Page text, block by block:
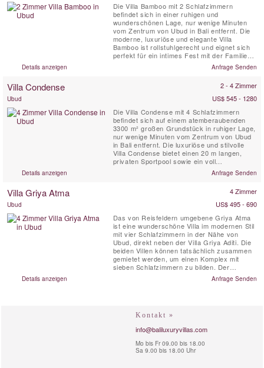
Die Villa Bamboo mit 2 Schlafzimmern
befindet sich in einer ruhigen und
wunderschönen Lage, nur wenige Minuten
vom Zentrum von Ubud in Bali entfernt. Die
moderne, luxuriöse und elegante Villa
Bamboo ist rollstuhlgerecht und eignet sich
perfekt für ein intimes Fest mit der Familie
oder Freunden, die das wahre Bali
entdecken möchten. Die Villa Bamboo ist von
üppiger tropischer Vegetation umgeben und
befindet sich in der Nähe des ...
Details anzeigen Anfrage Senden
Villa Condense 2 - 4 Zimmer
Ubud
US$ 545 - 1280
Die Villa Condense mit 4 Schlafzimmern
befindet sich auf einem atemberaubenden
3300 m² großen Grundstück in ruhiger Lage,
nur wenige Minuten vom Zentrum von Ubud
in Bali entfernt. Die luxuriöse und stilvolle
Villa Condense bietet einen 20 m langen,
privaten Sportpool sowie ein voll
ausgestattetes Spa mit ausgebildeten
Schönheitstherapeuten, einem Küchenchef
Privatvilla ist perfekt für eine Familie oder
eine Gruppe von Freunden, die ...
Details anzeigen Anfrage Senden
Villa Griya Atma 4 Zimmer
Ubud
US$ 495 - 690
Das von Reisfeldern umgebene Griya Atma
ist eine wunderschöne Villa im modernen Stil
mit vier Schlafzimmern in der Nähe von
Ubud, direkt neben der Villa Griya Aditi. Die
beiden Villen können tatsächlich zusammen
gemietet werden, um einen Komplex mit
sieben Schlafzimmern zu bilden. Der
Ausdruck Griya Atma bedeutet auf Sanskrit
„der Wohnsitz der Seele“. Die Villa Griya
Details anzeigen Anfrage Senden
Kontakt »
info@baliluxuryvillas.com
Mo bis Fr 09.00 bis 18.00
Sa 9.00 bis 18.00 Uhr